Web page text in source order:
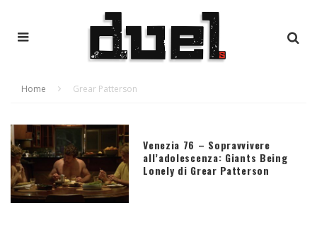
Home Grear Patterson
Venezia 76 – Sopravvivere
all’adolescenza: Giants Being
Lonely di Grear Patterson